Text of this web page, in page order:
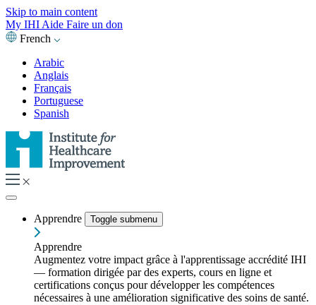
Skip to main content
My IHI Aide Faire un don
French
Arabic
Anglais
Français
Portuguese
Spanish
Apprendre Toggle submenu
Apprendre
Augmentez votre impact grâce à l'apprentissage accrédité IHI
— formation dirigée par des experts, cours en ligne et
certifications conçus pour développer les compétences
nécessaires à une amélioration significative des soins de santé.